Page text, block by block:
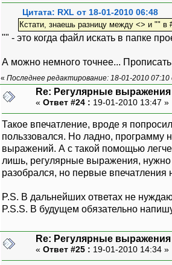
Цитата: RXL от 18-01-2010 06:48
Кстати, знаешь разницу между <> и ""
"" - это когда файл искать в папке
А можно немного точнее...
« Последнее редактирование: 18-01-2010
Re: Регулярные
« Ответ #24 : 19-01-2010 13:47 »
Такое впечатление, вроде я
польззовался. Но ладно, программу
выражений. А с такой помощью легче
лишь, регулярные выражения, нужно
разобрался, но первые впечатления
P.S. В дальнейших ответах не
P.S.S. В будущем обязательно
Re: Регулярные
« Ответ #25 : 19-01-2010 14:34 »